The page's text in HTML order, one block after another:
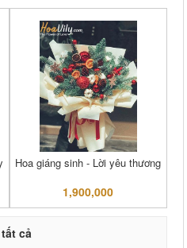
Hoa giáng sinh - Lời yêu thương
1,900,000
cả